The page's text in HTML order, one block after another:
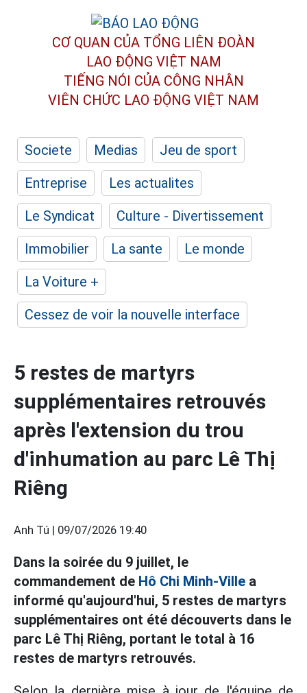
CƠ QUAN CỦA TỔNG LIÊN ĐOÀN
LAO ĐỘNG VIỆT NAM
TIẾNG NÓI CỦA CÔNG NHÂN
VIÊN CHỨC LAO ĐỘNG VIỆT NAM
Societe Medias
Jeu de sport
Entreprise
Les actualites
Le Syndicat
Culture - Divertissement
Immobilier
La sante
Le monde
La Voiture +
Cessez de voir la nouvelle interface
5 restes de martyrs
supplémentaires retrouvés
après l'extension du trou
d'inhumation au parc Lê Thị
Riêng
Anh Tú | 09/07/2026 19:40
Dans la soirée du 9 juillet, le
commandement de Hô Chi Minh-Ville a
informé qu'aujourd'hui, 5 restes de martyrs
supplémentaires ont été découverts dans le
parc Lê Thị Riêng, portant le total à 16
restes de martyrs retrouvés.